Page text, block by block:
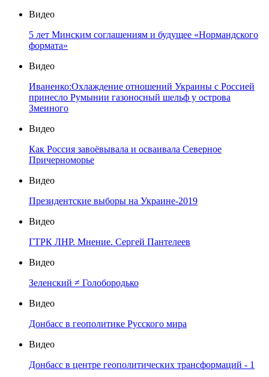
Видео
5 лет Минским соглашениям и будущее «Нормандского
формата»
Видео
Иваненко:Охлаждение отношений Украины с Россией
принесло Румынии газоносный шельф у острова
Змеиного
Видео
Как Россия завоёвывала и осваивала Северное
Причерноморье
Видео
Президентские выборы на Украине-2019
Видео
ГТРК ЛНР. Мнение. Сергей Пантелеев
Видео
Зеленский ≠ Голобородько
Видео
Донбасс в геополитике Русского мира
Видео
Донбасс в центре геополитических трансформаций - 1